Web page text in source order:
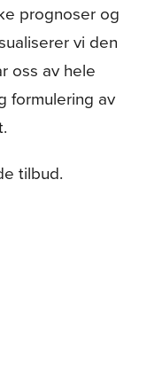
prognoser og
vi den
oss av hele
formulering av
tilbud.